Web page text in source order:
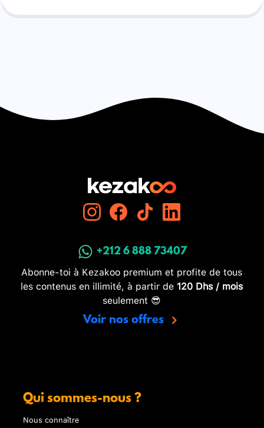
+212 6 888 73407
Abonne-toi à Kezakoo premium et profite de tous
les contenus en illimité, à partir de 120 Dhs / mois
seulement 😎
Voir nos offres
Qui sommes-nous ?
Nous connaître